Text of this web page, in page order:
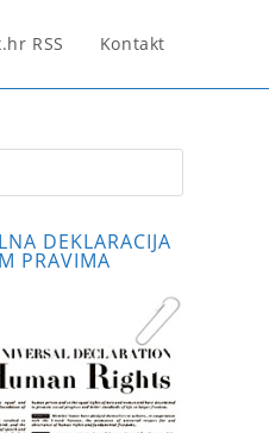
RSS Kontakt
Escape
DEKLARACIJA
PRAVIMA